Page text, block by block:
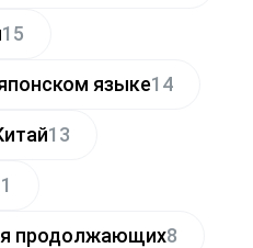
15
языке14
13
продолжающих8